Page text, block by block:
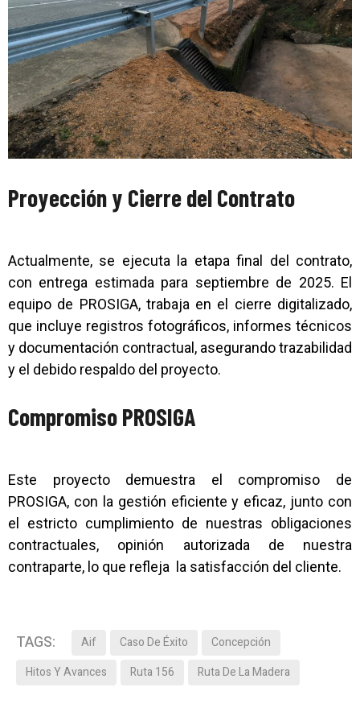
Proyección y Cierre del Contrato
Actualmente, se ejecuta la etapa final del contrato,
con entrega estimada para septiembre de 2025. El
equipo de PROSIGA, trabaja en el cierre digitalizado,
que incluye registros fotográficos, informes técnicos
y documentación contractual, asegurando trazabilidad
y el debido respaldo del proyecto.
Compromiso PROSIGA
Este proyecto demuestra el compromiso de
PROSIGA, con la gestión eficiente y eficaz, junto con
el estricto cumplimiento de nuestras obligaciones
contractuales, opinión autorizada de nuestra
contraparte, lo que refleja la satisfacción del cliente.
TAGS: Aif Caso De Éxito
Concepción
Hitos Y Avances
Ruta 156 Ruta De La Madera